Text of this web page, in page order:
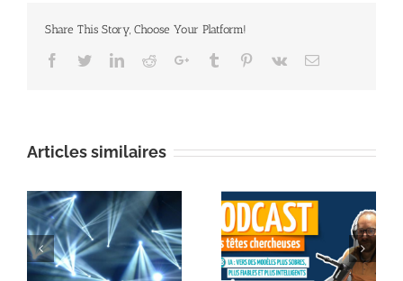
Share This Story, Choose Your Platform!
Facebook
TwitterLinkedinRedditGoogle+Tumblr Pinterest
Vk Email
Articles similaires